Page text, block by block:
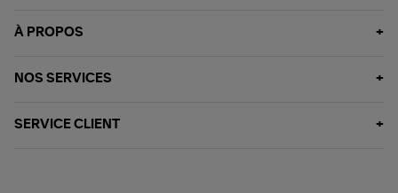
À PROPOS
NOS SERVICES
SERVICE CLIENT